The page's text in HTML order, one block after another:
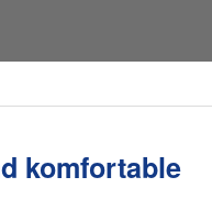
komfortable